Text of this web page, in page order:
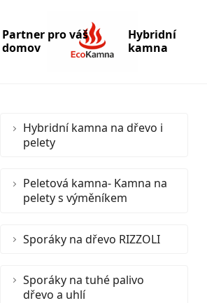
Partner pro váš
domov
Hybridní
kamna
Hybridní kamna na dřevo i
pelety
Peletová kamna- Kamna na
pelety s výměníkem
Sporáky na dřevo RIZZOLI
Sporáky na tuhé palivo
dřevo a uhlí